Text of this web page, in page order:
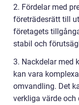
2. Fördelar med
företrädesrätt till
företagets
stabil och
3. Nackdelar med
kan vara
omvandling. Det
verkliga värde